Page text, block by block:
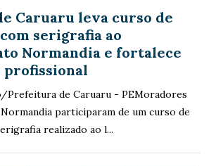
Caruaru leva curso de
serigrafia ao
Normandia e fortalece
profissional
Prefeitura de Caruaru - PEMoradores
participaram de um curso de
realizado ao l...